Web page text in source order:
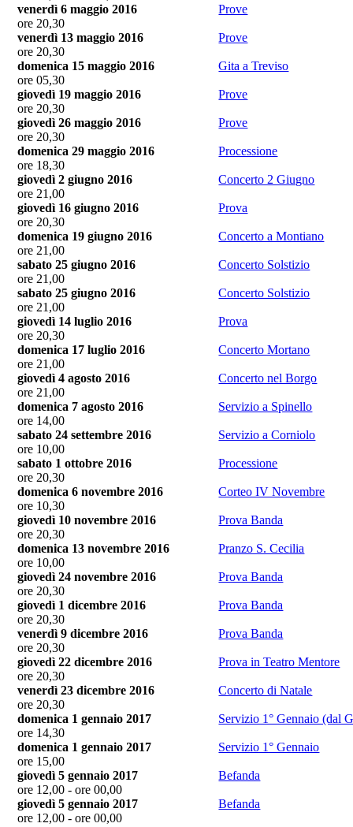
venerdì 6 maggio 2016
ore 20,30
Prove
venerdì 13 maggio 2016
ore 20,30
Prove
domenica 15 maggio 2016
ore 05,30
Gita a Treviso
giovedì 19 maggio 2016
ore 20,30
Prove
giovedì 26 maggio 2016
ore 20,30
Prove
domenica 29 maggio 2016
ore 18,30
Processione
giovedì 2 giugno 2016
ore 21,00
Concerto 2 Giugno
giovedì 16 giugno 2016
ore 20,30
Prova
domenica 19 giugno 2016
ore 21,00
Concerto a Montiano
sabato 25 giugno 2016
ore 21,00
Concerto Solstizio
sabato 25 giugno 2016
ore 21,00
Concerto Solstizio
giovedì 14 luglio 2016
ore 20,30
Prova
domenica 17 luglio 2016
ore 21,00
Concerto Mortano
giovedì 4 agosto 2016
ore 21,00
Concerto nel Borgo
domenica 7 agosto 2016
ore 14,00
Servizio a Spinello
sabato 24 settembre 2016
ore 10,00
Servizio a Corniolo
sabato 1 ottobre 2016
ore 20,30
Processione
domenica 6 novembre 2016
ore 10,30
Corteo IV Novembre
giovedì 10 novembre 2016
ore 20,30
Prova Banda
domenica 13 novembre 2016
ore 10,00
Pranzo S. Cecilia
giovedì 24 novembre 2016
ore 20,30
Prova Banda
giovedì 1 dicembre 2016
ore 20,30
Prova Banda
venerdì 9 dicembre 2016
ore 20,30
Prova Banda
giovedì 22 dicembre 2016
ore 20,30
Prova in Teatro Mentore
venerdì 23 dicembre 2016
ore 20,30
Concerto di Natale
domenica 1 gennaio 2017
ore 14,30
Servizio 1° Gennaio (dal
domenica 1 gennaio 2017
ore 15,00
Servizio 1° Gennaio
giovedì 5 gennaio 2017
ore 12,00 - ore 00,00
Befanda
giovedì 5 gennaio 2017
ore 12,00 - ore 00,00
Befanda